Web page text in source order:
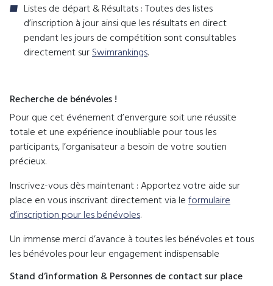
Listes de départ & Résultats : Toutes des listes
d’inscription à jour ainsi que les résultats en direct
pendant les jours de compétition sont consultables
directement surSwimrankings.
Recherche de bénévoles !
Pour que cet événement d’envergure soit une réussite
totale et une expérience inoubliable pour tous les
participants, l’organisateur a besoin de votre soutien
précieux.
Inscrivez-vous dès maintenant : Apportez votre aide sur
place en vous inscrivant directement via leformulaire
d’inscription pour les bénévoles.
Un immense merci d’avance à toutes les bénévoles et tous
les bénévoles pour leur engagement indispensable
Stand d’information & Personnes de contact sur place